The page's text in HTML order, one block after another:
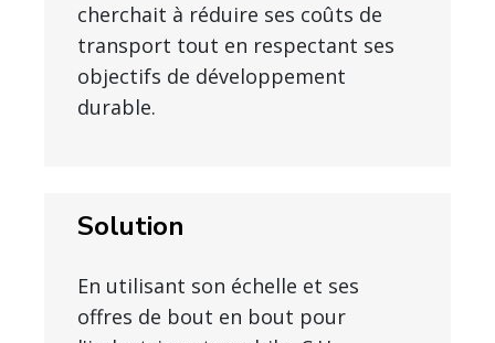
cherchait à réduire ses coûts de
transport tout en respectant ses
objectifs de développement
durable.
Solution
En utilisant son échelle et ses
offres de bout en bout pour